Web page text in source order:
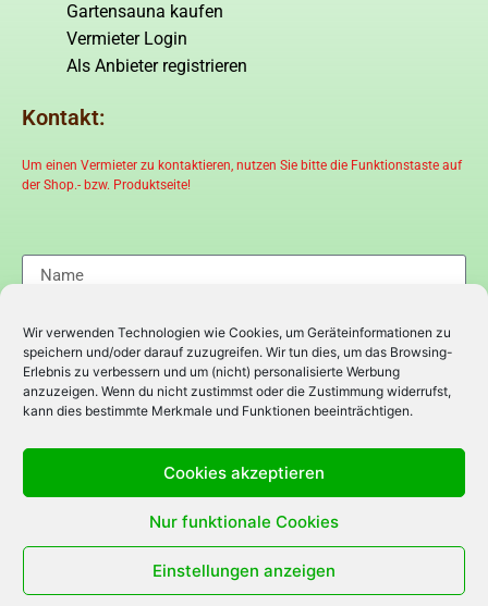
Wir verwenden Technologien wie Cookies, um Geräteinformationen zu
speichern und/oder darauf zuzugreifen. Wir tun dies, um das Browsing-
Erlebnis zu verbessern und um (nicht) personalisierte Werbung
anzuzeigen. Wenn du nicht zustimmst oder die Zustimmung widerrufst,
kann dies bestimmte Merkmale und Funktionen beeinträchtigen.
Cookies akzeptieren
Nur funktionale Cookies
Einstellungen anzeigen
Gartensauna kaufen
Vermieter Login
Als Anbieter registrieren
Kontakt:
Um einen Vermieter zu kontaktieren, nutzen Sie bitte die Funktionstaste auf
der Shop.- bzw. Produktseite!
Senden